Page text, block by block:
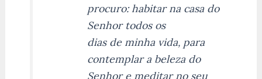
procuro: habitar na casa do
Senhor todos os
dias de minha vida, para
contemplar a beleza do
Senhor e meditar no seu